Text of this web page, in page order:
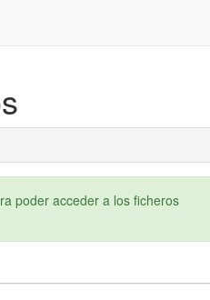
poder acceder a los ficheros